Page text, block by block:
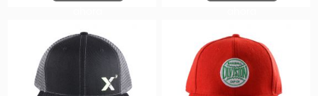
Los sombreros snapback personalizados son más
populares en América del Norte, Europa occidental
y Oceanía.